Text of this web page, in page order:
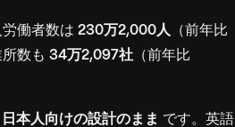
働者数は 230万2,000人
（前年比
数も 34万2,097社 （前年比
日本人向けの設計のまま です。英語